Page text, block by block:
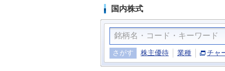
国内株式
さがす 株主優待 業種 チャ